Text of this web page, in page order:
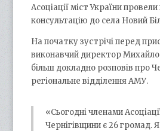
Асоціації міст України провели
консультацію до села Новий
На початку зустрічі перед
виконавчий директор
більш докладно розповів про
регіональне відділення АМУ.
«Сьогодні членами
Чернігівщини є 26 громад.